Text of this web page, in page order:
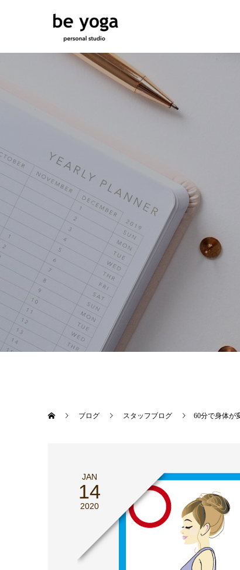
ブログ スタッフブログ 60分で身体が
JAN
14
2020